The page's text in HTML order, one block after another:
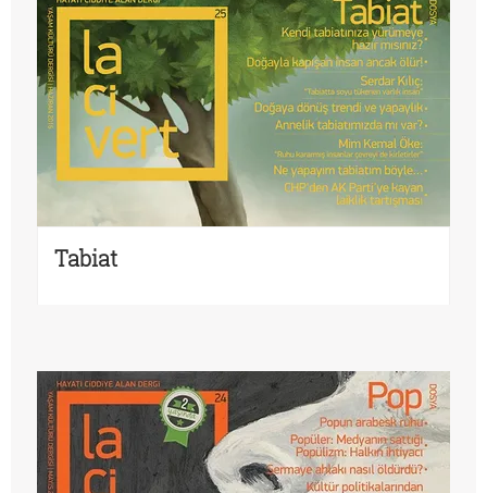
Tabiat